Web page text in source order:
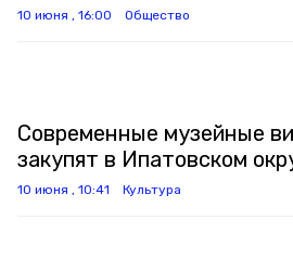
10 июня , 16:00 Общество
Современные музейные
закупят в Ипатовском
10 июня , 10:41 Культура